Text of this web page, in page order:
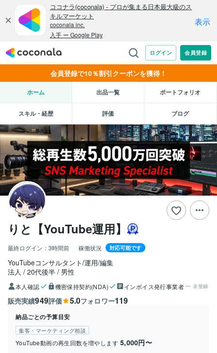
会員登録で10％割引クーポンを獲得！
ホーム 出品一覧 ポートフォリオ
スキル・経歴 評価 ブログ
りと【YouTube運用】
最終ログイン： 3時間前 稼働状況 対応可能です
YouTubeコンサルタント/運用/編集
法人
20代後半 男性
本人確認 機密保持契約(NDA) インボイス発行事業者 未登録
販売実績949評価 5.0フォロワー119
納品ごとの予算目安
集客・マーケティング相談
YouTube動画の再生回数を増やします 5,000円〜